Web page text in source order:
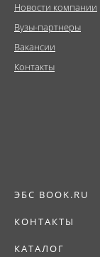
Новости компании
Вузы-партнеры
Вакансии
Контакты
ЭБС BOOK.RU
КОНТАКТЫ
КАТАЛОГ